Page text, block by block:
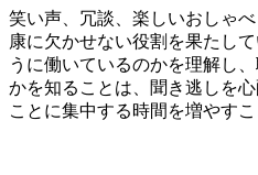
笑い声、冗談、楽しいおしゃ
康に欠かせない役割を果たし
うに働いているのかを理解し
かを知ることは、聞き逃しを
ことに集中する時間を増やすこ